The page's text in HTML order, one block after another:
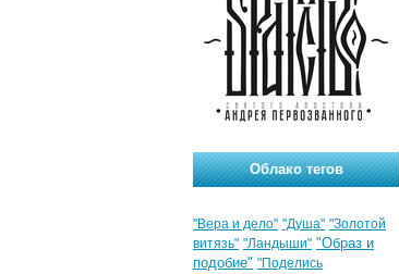
Облако тегов
"Вера и дело" "Душа" "Золотой
витязь" "Ландыши" "Образ и
подобие" "Поделись